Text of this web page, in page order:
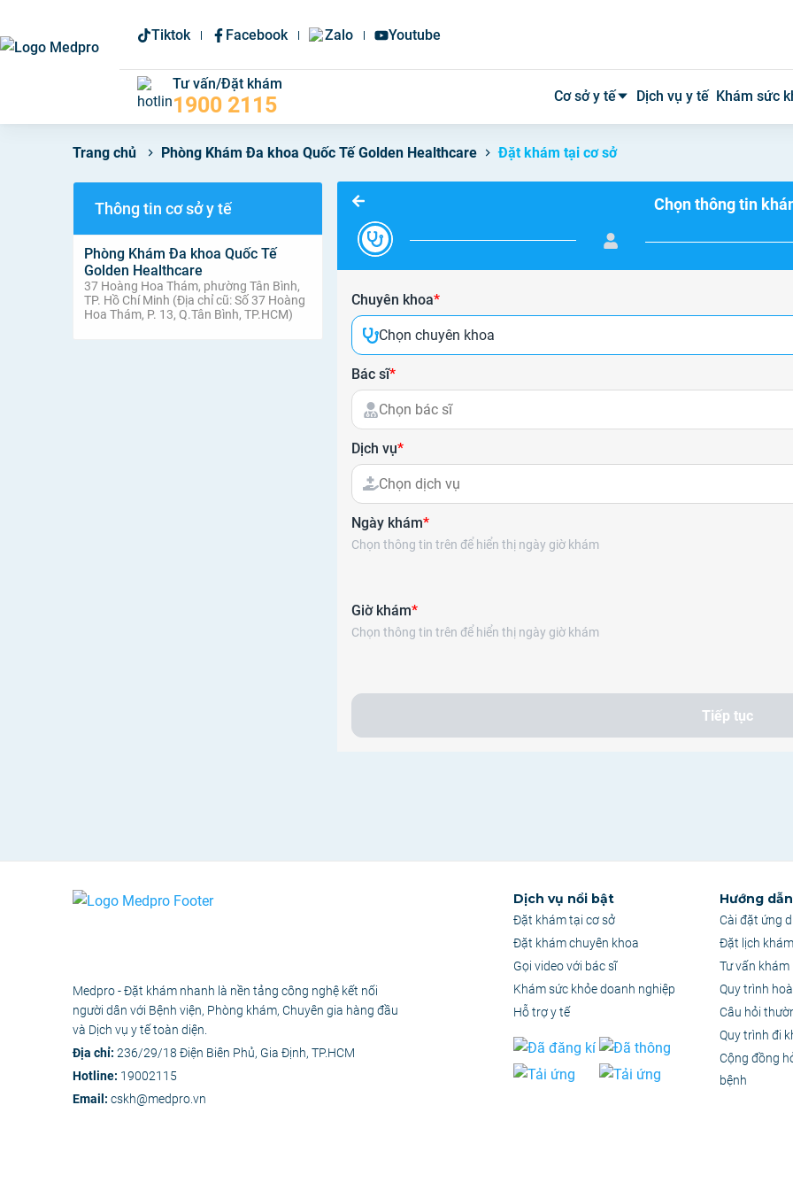
Tiktok Facebook Zalo Youtube
Tư vấn/Đặt khám
1900 2115 Cơ sở y tế
Phòng khám
Dịch vụ y tế Khám sức
Trang chủ Phòng Khám Đa khoa Quốc Tế Golden Healthcare Đặt khám tại cơ sở
Thông tin cơ sở y tế
Phòng Khám Đa khoa Quốc Tế
Golden Healthcare
37 Hoàng Hoa Thám, phường Tân Bình,
TP. Hồ Chí Minh (Địa chỉ cũ: Số 37 Hoàng
Hoa Thám, P. 13, Q.Tân Bình, TP.HCM)
Chọn thông tin
Chuyên khoa*
Chọn chuyên khoa
Bác sĩ*
Chọn bác sĩ
Dịch vụ*
Chọn dịch vụ
Ngày khám*
Chọn thông tin trên để hiển thị ngày giờ khám
Giờ khám*
Chọn thông tin trên để hiển thị ngày giờ khám
Tiếp tục
Medpro - Đặt khám nhanh là nền tảng công nghệ kết nối
người dân với Bệnh viện, Phòng khám, Chuyên gia hàng đầu
và Dịch vụ y tế toàn diện.
Địa chỉ: 236/29/18 Điện Biên Phủ, Gia Định, TP.HCM
Hotline: 19002115
Email: cskh@medpro.vn
Dịch vụ nổi bật
Đặt khám tại cơ sở
Đặt khám chuyên khoa
Gọi video với bác sĩ
Khám sức khỏe doanh nghiệp
Hỗ trợ y tế
Hướng
Cài đặt ứng
Đặt lịch khám
Tư vấn khám
Quy trình
Câu hỏi
Quy trình đi
Cộng đồng
bệnh